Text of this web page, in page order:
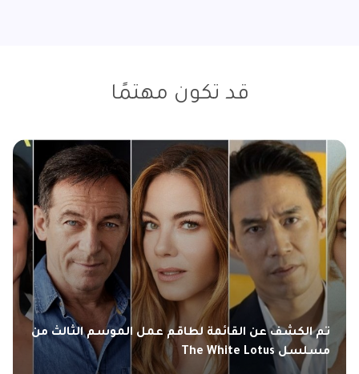
قد تكون مهتمًا
أفضل تطبيقات وأدوات فلترة الوجه لتجربتها للحصول
على صور سيلفي مذهلة